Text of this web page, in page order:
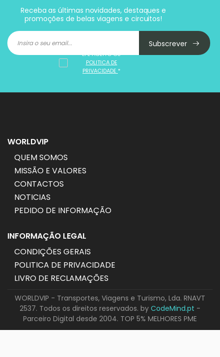
Receba as últimas novidades, destaques e
promoções de belas viagens e circuitos!
Subscrever
LI E ACEITO OS
POLITICA DE
PRIVACIDADE *
WORLDVIP
QUEM SOMOS
MISSÃO E VALORES
CONTACTOS
NOTICIAS
PEDIDO DE INFORMAÇÃO
INFORMAÇÃO LEGAL
CONDIÇÕES GERAIS
POLITICA DE PRIVACIDADE
LIVRO DE RECLAMAÇÕES
WORLDVIP - Transportes, Viagens e Turismo, Lda. RNAVT
2537. Todos os direitos reservados. by CodeMind.pt -
Parceiro Digital desde 2004. TOP 5% MELHORES PME